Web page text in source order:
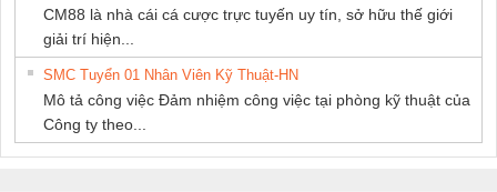
CM88 là nhà cái cá cược trực tuyến uy tín, sở hữu thế giới
giải trí hiện...
SMC Tuyển 01 Nhân Viên Kỹ Thuật-HN
Mô tả công việc Đảm nhiệm công việc tại phòng kỹ thuật của
Công ty theo...